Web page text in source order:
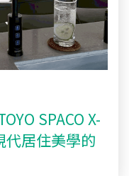
SPACO X-
代居住美學的